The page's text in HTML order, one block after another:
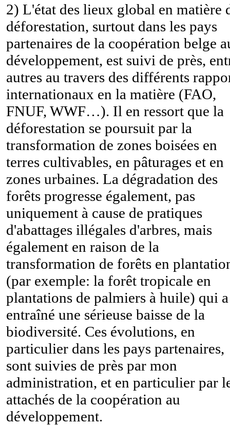
2) L'état des lieux global en matière
déforestation, surtout dans les pays
partenaires de la coopération belge
développement, est suivi de près,
autres au travers des différents
internationaux en la matière (FAO,
FNUF, WWF…). Il en ressort que la
déforestation se poursuit par la
transformation de zones boisées en
terres cultivables, en pâturages et en
zones urbaines. La dégradation des
forêts progresse également, pas
uniquement à cause de pratiques
d'abattages illégales d'arbres, mais
également en raison de la
transformation de forêts en
(par exemple: la forêt tropicale en
plantations de palmiers à huile) qui a
entraîné une sérieuse baisse de la
biodiversité. Ces évolutions, en
particulier dans les pays partenaires,
sont suivies de près par mon
administration, et en particulier par
attachés de la coopération au
développement.